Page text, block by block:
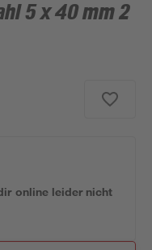
5 x 40 mm 2
online leider nicht